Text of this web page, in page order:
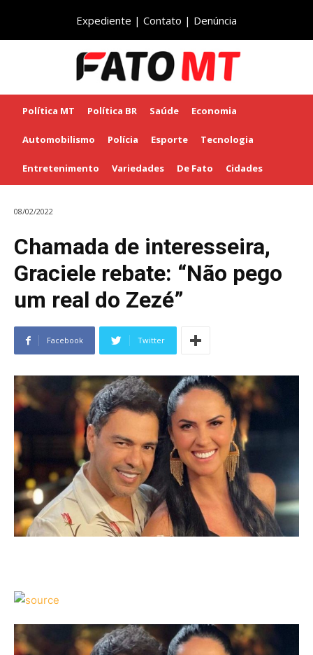
Expediente | Contato | Denúncia
Política MT Política BR Saúde Economia
Automobilismo Polícia Esporte Tecnologia
Entretenimento Variedades De Fato Cidades
08/02/2022
Chamada de interesseira,
Graciele rebate: “Não pego
um real do Zezé”
Facebook Twitter